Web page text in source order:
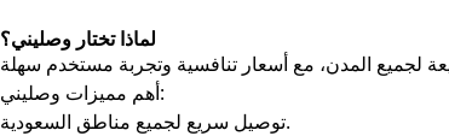
لماذا تختار وصليني؟
أهم مميزات وصليني:
توصيل سريع لجميع مناطق السعودية.